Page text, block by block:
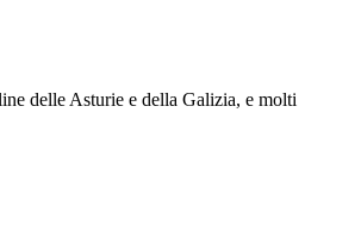
delle Asturie e della Galizia, e molti